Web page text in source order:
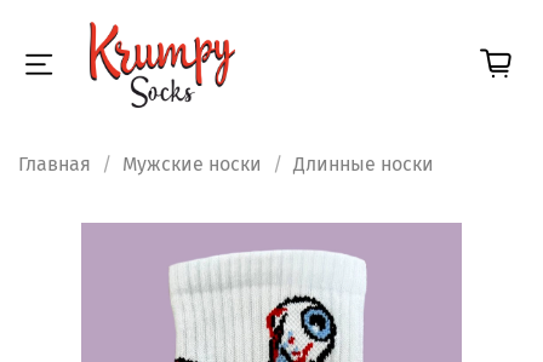
Главная Мужские носки Длинные носки